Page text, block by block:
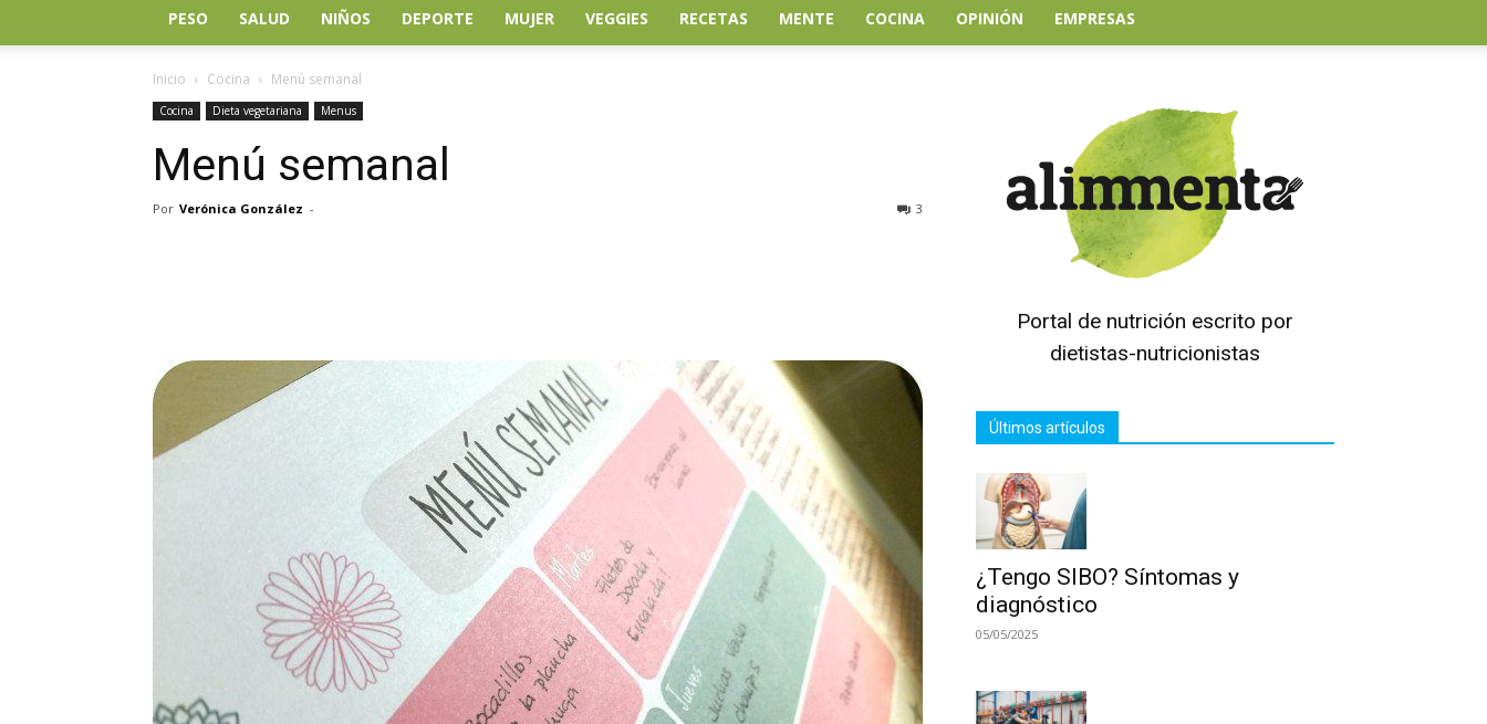
PESO SALUD NIÑOS DEPORTE MUJER VEGGIES RECETAS MENTE COCINA OPINIÓN EMPRESAS
Inicio Cocina Menú semanal
Cocina Dieta vegetariana Menus
Menú semanal
Por Verónica González - 3
Portal de nutrición escrito por
dietistas-nutricionistas
Últimos artículos
¿Tengo SIBO? Síntomas y
diagnóstico
05/05/2025